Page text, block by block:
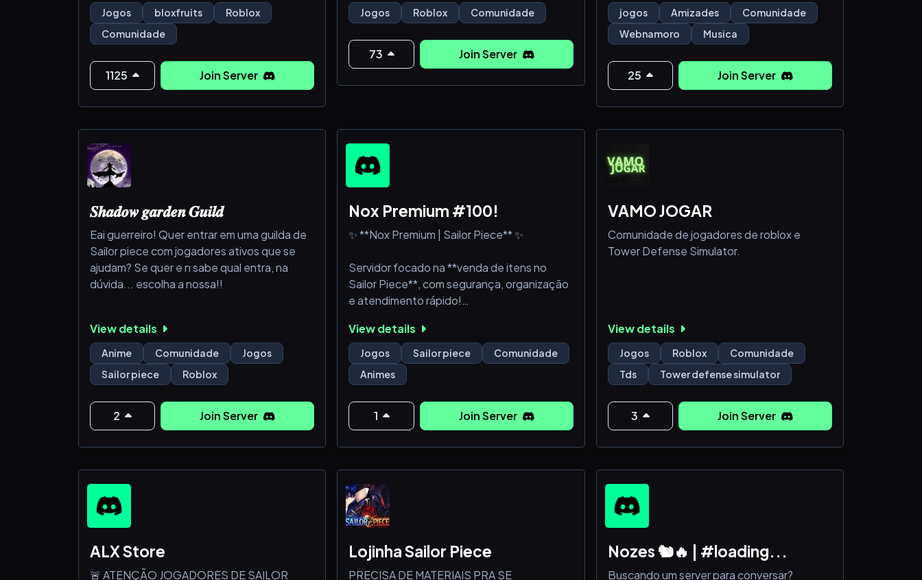
organizado e bonito.
Se quiser participar, ao entrar verifique sua
conta no Canal "Verificação" tudo o que
precisa fazer é apertar o botão de "Verify"
Jogos bloxfruits
Roblox
Comunidade
1125 Join Server
com os outros membros!
Jogos Roblox Comunidade
73 Join Server
jogos Amizades
Comunidade
Webnamoro
Musica
25 Join Server
𝑺𝒉𝒂𝒅𝒐𝒘 𝒈𝒂𝒓𝒅𝒆𝒏 𝑮𝒖𝒊𝒍𝒅
Eai guerreiro! Quer entrar em uma guilda de
Sailor piece com jogadores ativos que se
ajudam? Se quer e n sabe qual entra, na
dúvida... escolha a nossa!!
View details
Anime Comunidade
Jogos
Sailor piece
Roblox
2 Join Server
Nox Premium #100!
✨ **Nox Premium | Sailor Piece** ✨
Servidor focado na **venda de itens no
Sailor Piece**, com segurança, organização
e atendimento rápido!
💰 Itens raros e exclusivos
⚡ Entrega rápida e confiável
🛡️ Ambiente seguro para negociações
🤝 Parceria com Sailor Piece Brasil (trocas)
Se você quer evoluir no jogo com facilidade,
a **Nox Premium** é o lugar certo! 🚀
View details
Jogos Sailor piece
Comunidade
Animes
1 Join Server
VAMO JOGAR
Comunidade de jogadores de roblox e
Tower Defense Simulator.
View details
Jogos Roblox
Comunidade
Tds
Tower defense simulator
3 Join Server
ALX Store
🚨 ATENÇÃO JOGADORES DE SAILOR
Lojinha Sailor Piece
PRECISA DE MATERIAIS PRA SE
Nozes 🐿🔥 | #loading...
Buscando um server para conversar?